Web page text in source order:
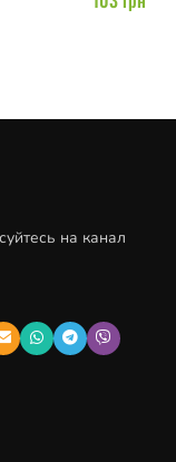
на канал